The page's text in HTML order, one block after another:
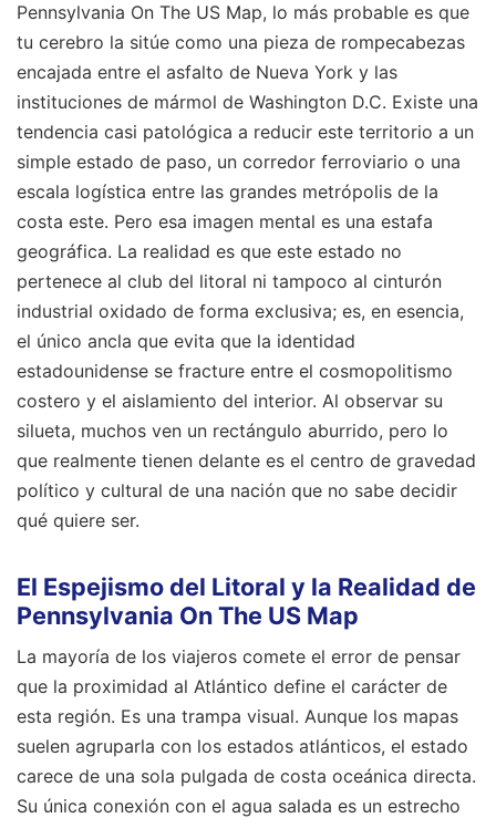
Pennsylvania On The US Map, lo más probable es que
tu cerebro la sitúe como una pieza de rompecabezas
encajada entre el asfalto de Nueva York y las
instituciones de mármol de Washington D.C. Existe una
tendencia casi patológica a reducir este territorio a un
simple estado de paso, un corredor ferroviario o una
escala logística entre las grandes metrópolis de la
costa este. Pero esa imagen mental es una estafa
geográfica. La realidad es que este estado no
pertenece al club del litoral ni tampoco al cinturón
industrial oxidado de forma exclusiva; es, en esencia,
el único ancla que evita que la identidad
estadounidense se fracture entre el cosmopolitismo
costero y el aislamiento del interior. Al observar su
silueta, muchos ven un rectángulo aburrido, pero lo
que realmente tienen delante es el centro de gravedad
político y cultural de una nación que no sabe decidir
qué quiere ser.
El Espejismo del Litoral y la Realidad de
Pennsylvania On The US Map
La mayoría de los viajeros comete el error de pensar
que la proximidad al Atlántico define el carácter de
esta región. Es una trampa visual. Aunque los mapas
suelen agruparla con los estados atlánticos, el estado
carece de una sola pulgada de costa oceánica directa.
Su única conexión con el agua salada es un estrecho